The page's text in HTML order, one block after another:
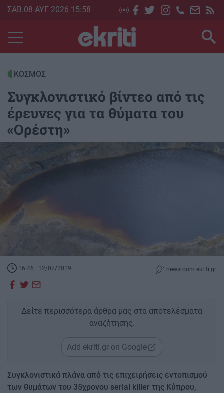
Skip
main
content
ΣΑΒ.08 ΑΥΓ 2026 15:58
ΚΟΣΜΟΣ
Συγκλονιστικό βίντεο από τις
έρευνες για τα θύματα του
«Ορέστη»
16:46 | 12/07/2019 newsroom ekriti.gr
Δείτε περισσότερα άρθρα μας στα αποτελέσματα
αναζήτησης.
Add ekriti.gr on Google
Συγκλονιστικά πλάνα από τις επιχειρήσεις εντοπισμού
των θυμάτων του 35χρονου serial killer της Κύπρου,